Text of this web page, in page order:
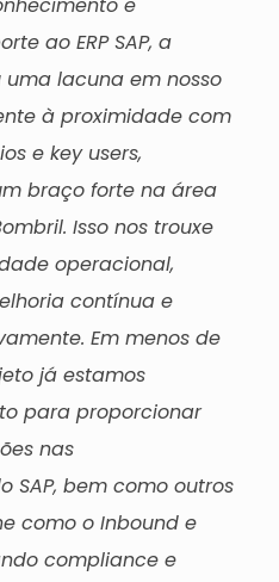
ao ERP SAP, a
lacuna em nosso
à proximidade com
e key users,
braço forte na área
Isso nos trouxe
operacional,
contínua e
Em menos de
já estamos
para proporcionar
nas
SAP, bem como outros
como o Inbound e
compliance e